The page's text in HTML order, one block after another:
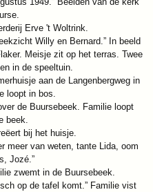
Erve 't Woltrink.
Willy en Bernard.” In beeld
Meisje zit op het terras. Twee
in de speeltuin.
aan de Langenbergweg in
loopt in bos.
de Buursebeek. Familie loopt
beek.
bij het huisje.
meer van weten, tante Lida, oom
Jozé.”
zwemt in de Buursebeek.
op de tafel komt.” Familie vist